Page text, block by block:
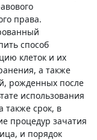
права.
способ
клеток и их
а также
рожденных после
использования
также срок, в
процедур зачатия
и порядок